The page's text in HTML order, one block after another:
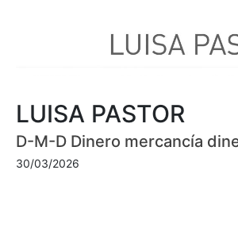
LUISA PASTOR
D-M-D Dinero mercancía
30/03/2026